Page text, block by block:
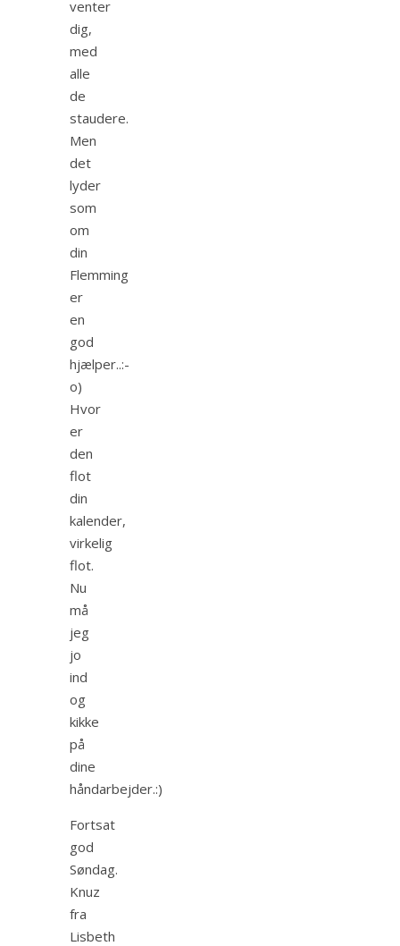
venter
dig,
med
alle
de
staudere.
Men
det
lyder
som
om
din
Flemming
er
en
god
hjælper..:-
o)
Hvor
er
den
flot
din
kalender,
virkelig
flot.
Nu
må
jeg
jo
ind
og
kikke
på
dine
håndarbejder.:)
Fortsat
god
Søndag.
Knuz
fra
Lisbeth